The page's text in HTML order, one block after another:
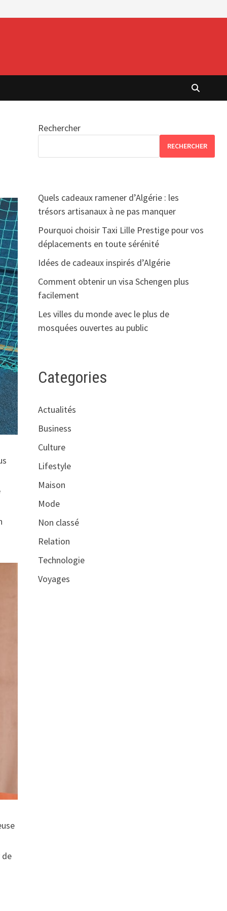
de
Rechercher
RECHERCHER
Quels cadeaux ramener d’Algérie : les
trésors artisanaux à ne pas manquer
Pourquoi choisir Taxi Lille Prestige pour vos
déplacements en toute sérénité
Idées de cadeaux inspirés d’Algérie
Comment obtenir un visa Schengen plus
facilement
Les villes du monde avec le plus de
mosquées ouvertes au public
Categories
Actualités
Business
Culture
Lifestyle
Maison
Mode
Non classé
Relation
Technologie
Voyages